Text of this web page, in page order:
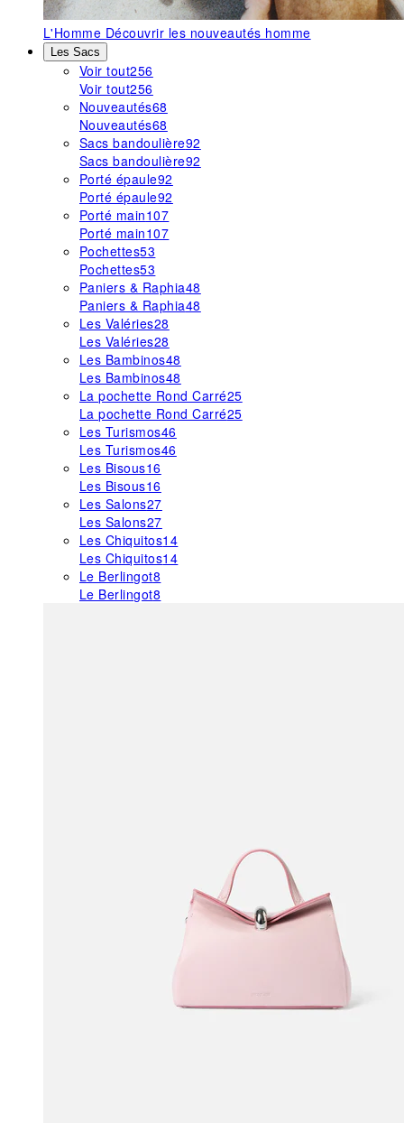
L'Homme Découvrir les nouveautés homme
Les Sacs
Voir tout256
Voir tout256
Nouveautés68
Nouveautés68
Sacs bandoulière92
Sacs bandoulière92
Porté épaule92
Porté épaule92
Porté main107
Porté main107
Pochettes53
Pochettes53
Paniers & Raphia48
Paniers & Raphia48
Les Valéries28
Les Valéries28
Les Bambinos48
Les Bambinos48
La pochette Rond Carré25
La pochette Rond Carré25
Les Turismos46
Les Turismos46
Les Bisous16
Les Bisous16
Les Salons27
Les Salons27
Les Chiquitos14
Les Chiquitos14
Le Berlingot8
Le Berlingot8